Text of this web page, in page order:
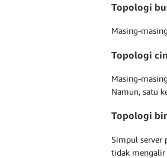
Topologi
Masing-
Topologi
Masing-
Namun, satu
Topologi
Simpul server
tidak